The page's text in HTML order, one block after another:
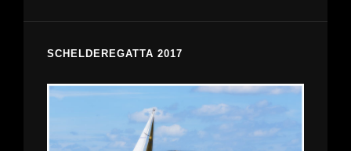
SCHELDEREGATTA 2017